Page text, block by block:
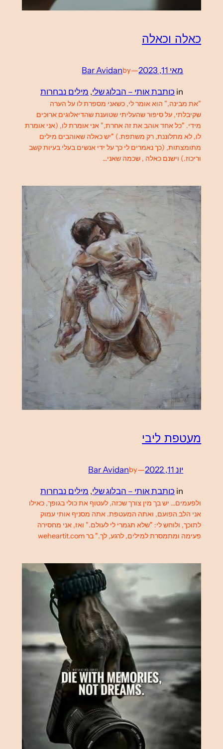
כאלה וכאלה
מאי 11, 2023 —
by
Bar Avidan
in כותבת אותי – הבלוג שלי, מילים נבחרות
"את מבינה," הוא אומר לי, כשאני מספרת לו על הערה
שקיבלתי, על סיפור שהעליתי שטוענת שהדיאלוגים ארוכים
מידי. "כל אחד אוהב את זה אחרת," אני אומרת לו, (אני אומרת
לו, לא מתלוננת, רק משתפת.) "יש כאלה שאוהבים מילים
מתומצתות, (כך נאמרים לי כך על ידי אנשים בעלי בעיות קשב
וריכוז.) וישנם כאלה , שכמה שאני…
מעטפת ליבי
יונ 11, 2022 —
by
Bar Avidan
in כותבת אותי – הבלוג שלי, מילים נבחרות
ולפעמים… יש בך מין צורך שכזה, לעטוף את כולי בגופך, כאילו
אני הלב הפועם, ואתה המעטפת. אתה מסניף אותי עמוק
לתוכך, ולוחש לי: "שלא תגמרי לי לעולם." ואז, אני מחסירה
פעימה ומתמסרת למילים, לרגע, לך." בר weheartit.com